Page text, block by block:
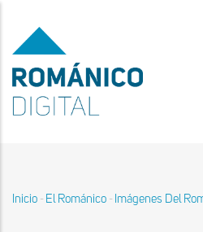
contenido
principal
Sobrescribir
Inicio - El Románico - Imágenes Del